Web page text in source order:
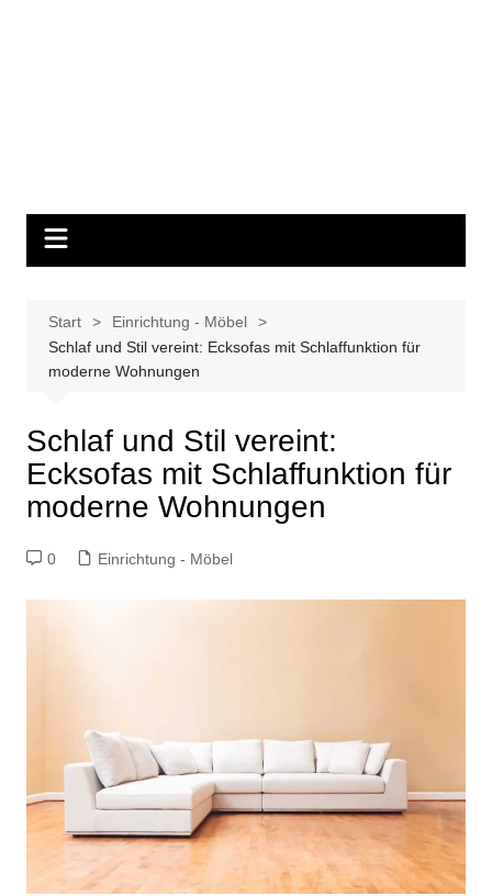
Start
Einrichtung - Möbel
Schlaf und Stil vereint: Ecksofas mit Schlaffunktion für
moderne Wohnungen
Schlaf und Stil vereint:
Ecksofas mit Schlaffunktion für
moderne Wohnungen
0 Einrichtung - Möbel